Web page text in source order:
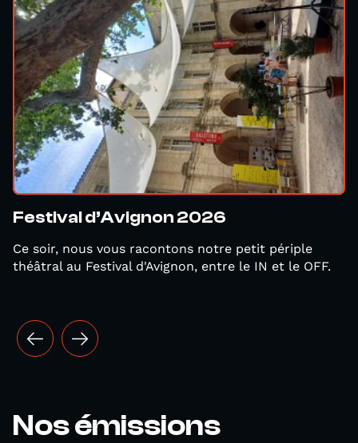
Festival d’Avignon 2026
Ce soir, nous vous racontons notre petit périple
théâtral au Festival d'Avignon, entre le IN et le OFF.
Nos émissions